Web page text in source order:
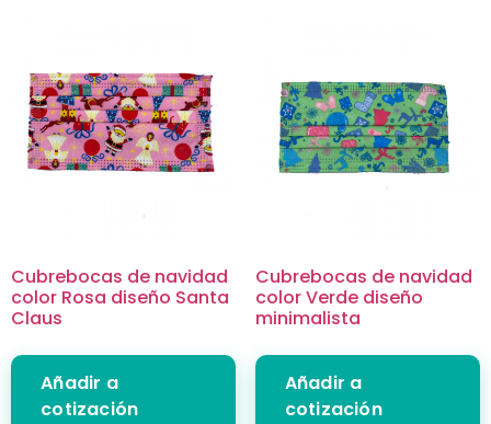
Cubrebocas de navidad
color Rosa diseño Santa
Claus
Añadir a
cotización
Cubrebocas de navidad
color Verde diseño
minimalista
Añadir a
cotización